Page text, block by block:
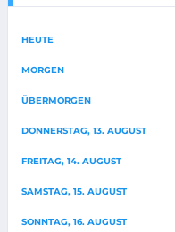
HEUTE
MORGEN
ÜBERMORGEN
DONNERSTAG, 13. AUGUST
FREITAG, 14. AUGUST
SAMSTAG, 15. AUGUST
SONNTAG, 16. AUGUST